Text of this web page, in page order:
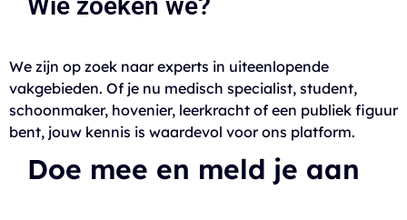
We zijn op zoek naar experts in uiteenlopende
vakgebieden. Of je nu medisch specialist, student,
schoonmaker, hovenier, leerkracht of een publiek figuur
bent, jouw kennis is waardevol voor ons platform.
Doe mee en meld je aan